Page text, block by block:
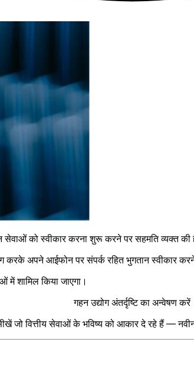
को स्वीकार करना शुरू करने पर सहमति व्यक्त की
करके अपने आईफोन पर संपर्क रहित भुगतान स्वीकार
में शामिल किया जाएगा।
गहन उद्योग अंतर्दृष्टि का अन्वेषण करें
जो वित्तीय सेवाओं के भविष्य को आकार दे रहे हैं —